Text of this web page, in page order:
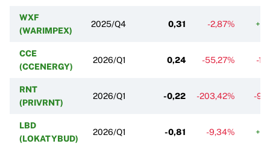
WXF
(WARIMPEX)
2025/Q4 0,31 -2,87%
CCE
(CCENERGY)
2026/Q1 0,24 -55,27% -
RNT
(PRIVRNT)
2026/Q1 -0,22 -203,42% -
LBD
(LOKATYBUD)
2026/Q1 -0,81 -9,34%